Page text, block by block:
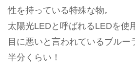
性を持っている特殊な物。
太陽光LEDと呼ばれるLEDを使
目に悪いと言われているブルー
半分くらい！